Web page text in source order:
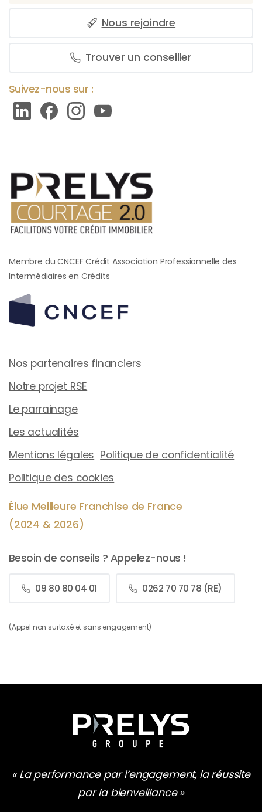
Nous rejoindre
Trouver un conseiller
Suivez-nous sur :
Membre du CNCEF Crédit Association Professionnelle des
Intermédiaires en Crédits
Nos partenaires financiers
Notre projet RSE
Le parrainage
Les actualités
Mentions légales Politique de confidentialité
Politique des cookies
Élue Meilleure Franchise de France
(2024 & 2026)
Besoin de conseils ? Appelez-nous !
09 80 80 04 01 0262 70 70 78 (RE)
(Appel non surtaxé et sans engagement)
« La performance par l’engagement, la réussite
par la bienveillance »